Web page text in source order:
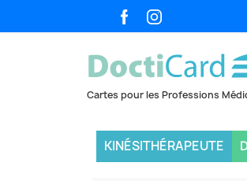
KINÉSITHÉRAPEUTE